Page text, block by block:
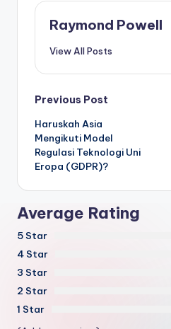
Raymond Powell
View All Posts
Post
navigation
Previous Post
Haruskah Asia
Mengikuti Model
Regulasi Teknologi Uni
Eropa (GDPR)?
Average Rating
5 Star
4 Star
3 Star
2 Star
1 Star